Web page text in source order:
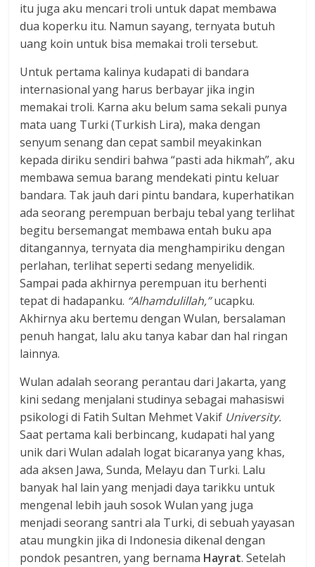
itu juga aku mencari troli untuk dapat membawa
dua koperku itu. Namun sayang, ternyata butuh
uang koin untuk bisa memakai troli tersebut.
Untuk pertama kalinya kudapati di bandara
internasional yang harus berbayar jika ingin
memakai troli. Karna aku belum sama sekali punya
mata uang Turki (Turkish Lira), maka dengan
senyum senang dan cepat sambil meyakinkan
kepada diriku sendiri bahwa “pasti ada hikmah”, aku
membawa semua barang mendekati pintu keluar
bandara. Tak jauh dari pintu bandara, kuperhatikan
ada seorang perempuan berbaju tebal yang terlihat
begitu bersemangat membawa entah buku apa
ditangannya, ternyata dia menghampiriku dengan
perlahan, terlihat seperti sedang menyelidik.
Sampai pada akhirnya perempuan itu berhenti
tepat di hadapanku. “Alhamdulillah,”ucapku.
Akhirnya aku bertemu dengan Wulan, bersalaman
penuh hangat, lalu aku tanya kabar dan hal ringan
lainnya.
Wulan adalah seorang perantau dari Jakarta, yang
kini sedang menjalani studinya sebagai mahasiswi
psikologi di Fatih Sultan Mehmet Vakif University.
Saat pertama kali berbincang, kudapati hal yang
unik dari Wulan adalah logat bicaranya yang khas,
ada aksen Jawa, Sunda, Melayu dan Turki. Lalu
banyak hal lain yang menjadi daya tarikku untuk
mengenal lebih jauh sosok Wulan yang juga
menjadi seorang santri ala Turki, di sebuah yayasan
atau mungkin jika di Indonesia dikenal dengan
pondok pesantren, yang bernama Hayrat. Setelah